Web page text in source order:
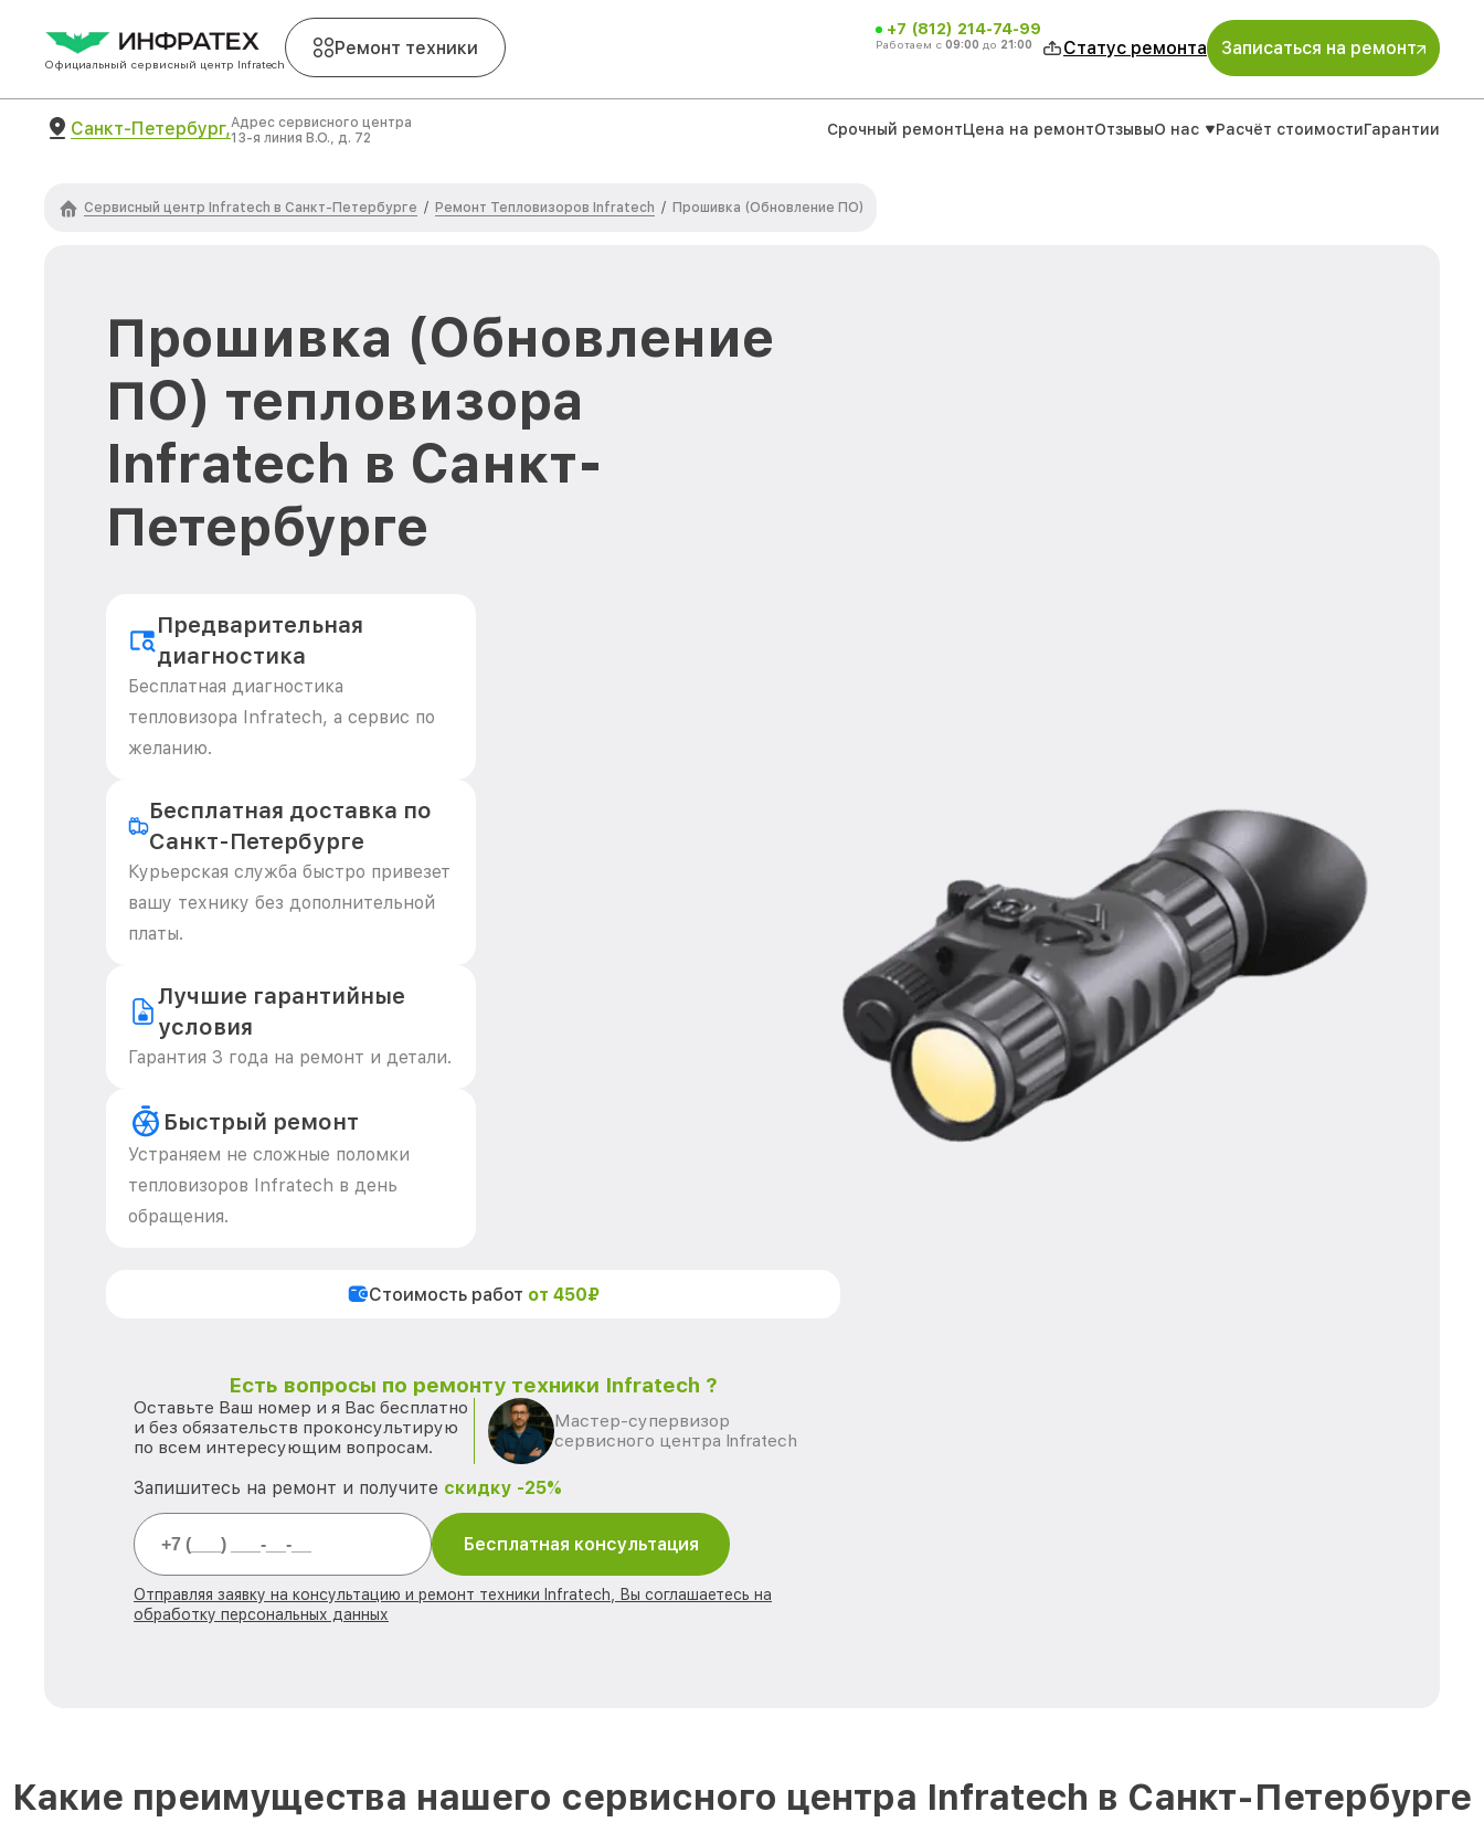
Официальный сервисный центр Infratech
Ремонт техники
+7 (812) 214-74-99
Работаем с 09:00 до 21:00 Статус ремонта Записаться на ремонт
Санкт-Петербург,Адрес сервисного центра
13-я линия В.О., д. 72
Срочный ремонтЦена на ремонтОтзывыО нас Расчёт стоимостиГарантии
Сервисный центр Infratech в Санкт-Петербурге / Ремонт Тепловизоров Infratech / Прошивка (Обновление ПО)
Прошивка (Обновление
ПО) тепловизора
Infratech в Санкт-
Петербурге
Предварительная
диагностика
Бесплатная диагностика
тепловизора Infratech, а сервис по
желанию.
Бесплатная доставка по
Санкт-Петербурге
Курьерская служба быстро привезет
вашу технику без дополнительной
платы.
Лучшие гарантийные
условия
Гарантия 3 года на ремонт и детали.
Быстрый ремонт
Устраняем не сложные поломки
тепловизоров Infratech в день
обращения.
Стоимость работ от 450₽
Есть вопросы по ремонту техники Infratech ?
Оставьте Ваш номер и я Вас бесплатно
и без обязательств проконсультирую
по всем интересующим вопросам.
Мастер-супервизор
сервисного центра Infratech
Запишитесь на ремонт и получите скидку -25%
Бесплатная консультация
Отправляя заявку на консультацию и ремонт техники Infratech, Вы соглашаетесь на
обработку персональных данных
Какие преимущества нашего сервисного центра Infratech в Санкт-Петербурге